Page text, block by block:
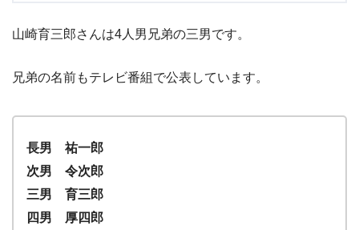
山崎育三郎さんは4人男兄弟の三男です。
兄弟の名前もテレビ番組で公表しています。
長男 祐一郎
次男 令次郎
三男 育三郎
四男 厚四郎